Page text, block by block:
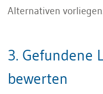
Alternativen
3. Gefundene
bewerten